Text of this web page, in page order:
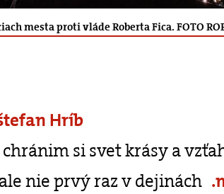
mesta proti vláde Roberta Fica. FOTO
Hríb
si svet krásy a
nie prvý raz v dejinách